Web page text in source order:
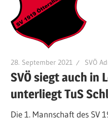
28. September 2021 SVÖ
SVÖ siegt auch in
unterliegt TuS
Die 1. Mannschaft des SV